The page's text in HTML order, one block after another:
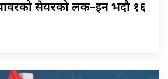
सेयरको लक–इन भदौ १६